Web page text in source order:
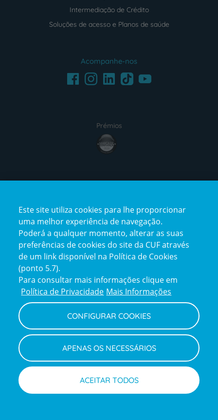
Intermediação de Crédito
Soluções de acesso e Planos de saúde
Acompanhe-nos
FacebookInstagramLinkedInTikTokYoutube
Prémios
award4
certification2certification3
Reclamações
e
elogios
Policy
Política de Privacidade e Cookies
Termos e Condições
Declaração de Acessibilidade
Canal de Denúncias
Informações legais
Este site utiliza cookies para lhe proporcionar
uma melhor experiência de navegação.
Poderá a qualquer momento, alterar as suas
preferências de cookies do site da CUF através
de um link disponível na Política de Cookies
(ponto 5.7).
Para consultar mais informações clique em
Política de Privacidade Mais Informações
CONFIGURAR COOKIES
APENAS OS NECESSÁRIOS
ACEITAR TODOS